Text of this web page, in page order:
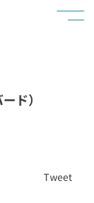
ド）
Tweet